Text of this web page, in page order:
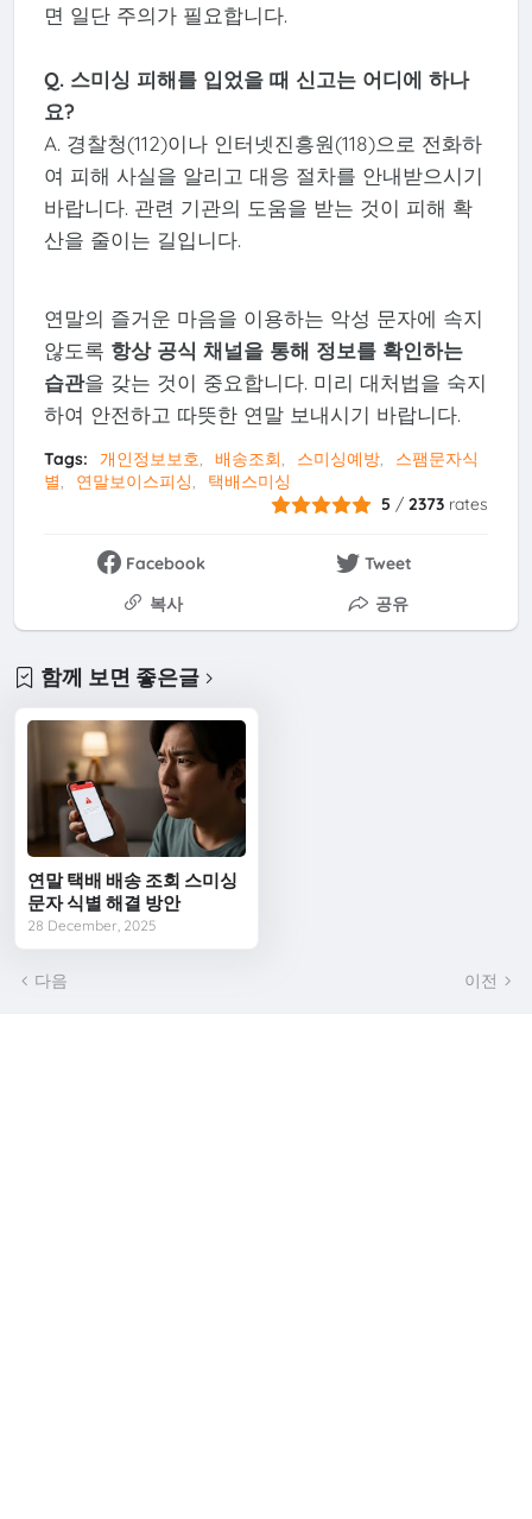
면 일단 주의가 필요합니다.
Q. 스미싱 피해를 입었을 때 신고는 어디에 하나
요?
A. 경찰청(112)이나 인터넷진흥원(118)으로 전화하
여 피해 사실을 알리고 대응 절차를 안내받으시기
바랍니다. 관련 기관의 도움을 받는 것이 피해 확
산을 줄이는 길입니다.
연말의 즐거운 마음을 이용하는 악성 문자에 속지
않도록 항상 공식 채널을 통해 정보를 확인하는
습관을 갖는 것이 중요합니다. 미리 대처법을 숙지
하여 안전하고 따뜻한 연말 보내시기 바랍니다.
Tags: 개인정보보호 배송조회 스미싱예방
스팸문자식
별
연말보이스피싱
택배스미싱
5 /2373 rates
Facebook
Tweet
복사
공유
함께 보면 좋은글
연말 택배 배송 조회 스미싱
문자 식별 해결 방안
28 December, 2025
다음 이전